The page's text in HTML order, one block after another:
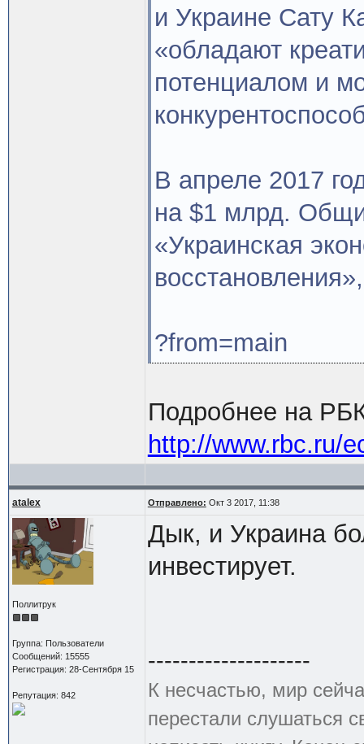
и Украине Сату
«обладают
потенциалом и
В апреле 2017
на $1 млрд.
«Украинская
?from=main
Подробнее на
http://www.rbc.ru/
atalex Отправлено: Окт 3 2017, 11:38
Поллитрук
Группа: Пользователи
Сообщений: 15555
Регистрация: 28-Сентября 15
Репутация: 842
Дык, и Украина
инвестирует.
--------------------
К несчастью, мир
перестали слушаться